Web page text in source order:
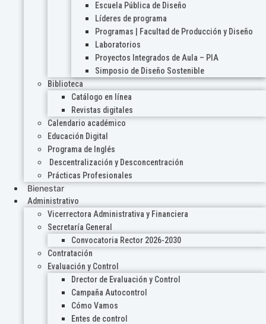
Escuela Pública de Diseño
Líderes de programa
Programas | Facultad de Producción y Diseño
Laboratorios
Proyectos Integrados de Aula – PIA
Simposio de Diseño Sostenible
Biblioteca
Catálogo en línea
Revistas digitales
Calendario académico
Educación Digital
Programa de Inglés
Descentralización y Desconcentración
Prácticas Profesionales
Bienestar
Administrativo
Vicerrectora Administrativa y Financiera
Secretaría General
Convocatoria Rector 2026-2030
Contratación
Evaluación y Control
Drector de Evaluación y Control
Campaña Autocontrol
Cómo Vamos
Entes de control